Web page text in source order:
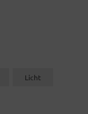
Licht